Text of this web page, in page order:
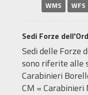
WMS WFS
Sedi Forze
Sedi delle Forze
sono riferite alle
Carabinieri
CM = Carabinieri